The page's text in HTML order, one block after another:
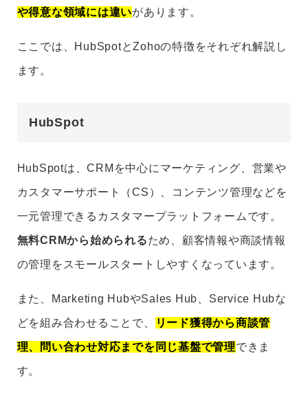
や得意な領域には違いがあります。
ここでは、HubSpotとZohoの特徴をそれぞれ解説し
ます。
HubSpot
HubSpotは、CRMを中心にマーケティング、営業や
カスタマーサポート（CS）、コンテンツ管理などを
一元管理できるカスタマープラットフォームです。
無料CRMから始められるため、顧客情報や商談情報
の管理をスモールスタートしやすくなっています。
また、Marketing HubやSales Hub、Service Hubな
どを組み合わせることで、 リード獲得から商談管
理、問い合わせ対応までを同じ基盤で管理できま
す。